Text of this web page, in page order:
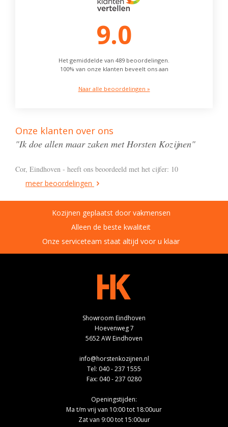
9.0
Het gemiddelde van 489 beoordelingen.
100% van onze klanten beveelt ons aan
Naar alle beoordelingen »
Onze klanten over ons
"Ik doe allen maar zaken met Horsten Kozijnen"
Cor, Eindhoven - heeft ons beoordeeld met het cijfer: 10
meer beoordelingen
Kozijnen geplaatst door vakmensen
Alleen de beste kwaliteit
Onze serviceteam staat altijd voor u klaar
Showroom Eindhoven
Hoevenweg 7
5652 AW Eindhoven
info@horstenkozijnen.nl
Tel: 040 - 237 1555
Fax: 040 - 237 0280
Openingstijden:
Ma t/m vrij van 10:00 tot 18:00uur
Zat van 9:00 tot 15:00uur